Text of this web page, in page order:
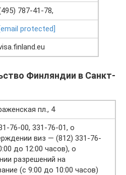
787-41-78,
[email protected]
Финляндии в Санкт-
пл., 4
76-00, 331-76-01, о
виз — (812) 331-76-
до 12:00 часов), о
разрешений на
(с 9:00 до 10:00 часов)